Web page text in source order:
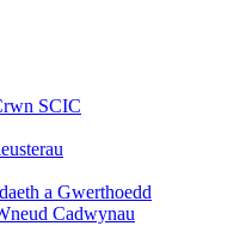
SCIC
a Gwerthoedd
Cadwynau